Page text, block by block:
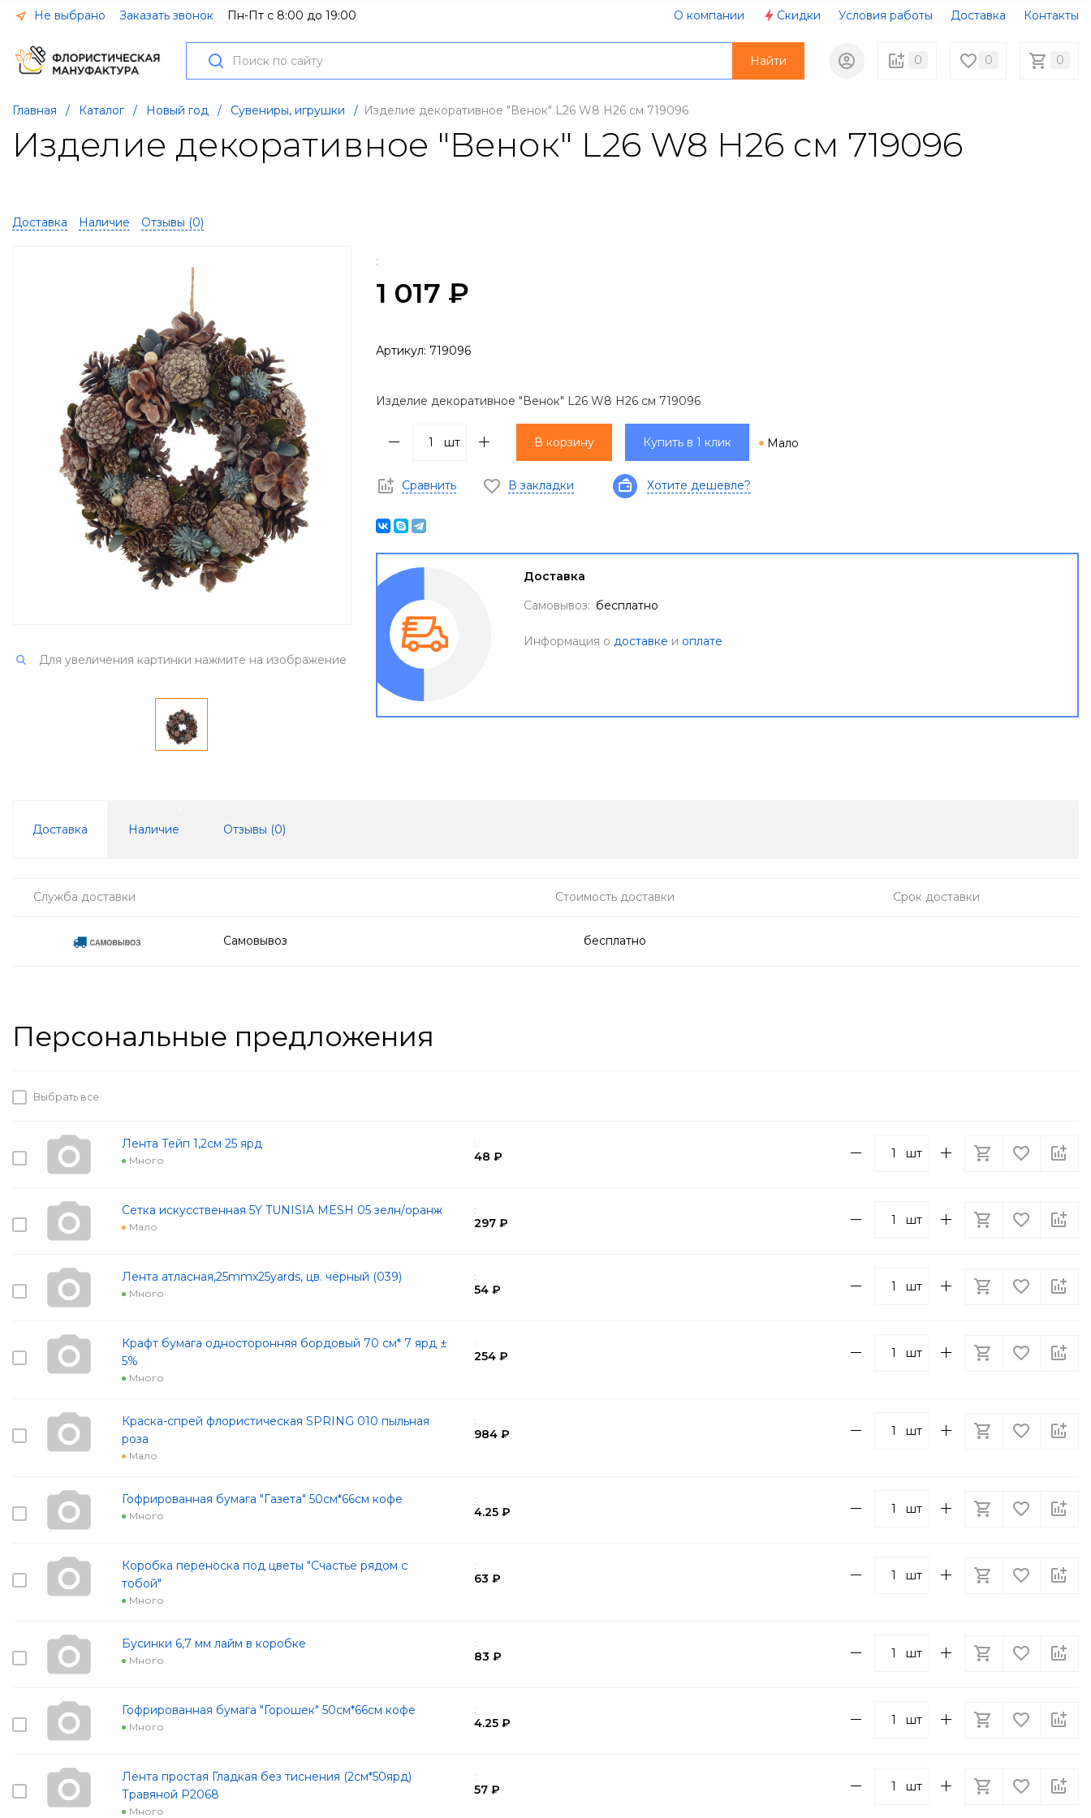
Не выбрано Заказать звонок Пн-Пт с 8:00 до 19:00 О компании Скидки Условия работы Доставка Контакты
0 0 0
Найти
Главная / Каталог / Новый год / Сувениры, игрушки / Изделие декоративное "Венок" L26 W8 H26 см 719096
Изделие декоративное "Венок" L26 W8 H26 см 719096
Доставка Наличие Отзывы (0)
Для увеличения картинки нажмите на изображение
:
1 017 ₽
Артикул: 719096
Изделие декоративное "Венок" L26 W8 H26 см 719096
шт В корзину Купить в 1 клик Мало
Сравнить В закладки Хотите дешевле?
Доставка
Самовывоз: бесплатно
Информация о доставке и оплате
Доставка Наличие Отзывы (0)
Служба доставки Стоимость доставки Срок доставки
Самовывоз бесплатно
Персональные предложения
Выбрать все
Лента Тейп 1,2см 25 ярд
Много
:
48 ₽ шт
Сетка искусственная 5Y TUNISIA MESH 05 зелн/оранж
Мало
:
297 ₽ шт
Лента атласная,25mmx25yards, цв. чёрный (039)
Много
:
54 ₽ шт
Крафт бумага односторонняя бордовый 70 см* 7 ярд ±
5%
Много
:
254 ₽ шт
Краска-спрей флористическая SPRING 010 пыльная
роза
Мало
:
984 ₽ шт
Гофрированная бумага "Газета" 50см*66см кофе
Много
:
4.25 ₽ шт
Коробка переноска под цветы "Счастье рядом с
тобой"
Много
:
63 ₽ шт
Бусинки 6,7 мм лайм в коробке
Много
:
83 ₽ шт
Гофрированная бумага "Горошек" 50см*66см кофе
Много
:
4.25 ₽ шт
Лента простая Гладкая без тиснения (2см*50ярд)
Травяной Р2068
Много
:
57 ₽ шт